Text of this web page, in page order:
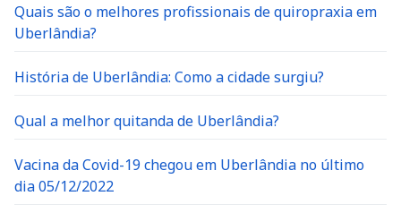
Quais são o melhores profissionais de quiropraxia em
Uberlândia?
História de Uberlândia: Como a cidade surgiu?
Qual a melhor quitanda de Uberlândia?
Vacina da Covid-19 chegou em Uberlândia no último
dia 05/12/2022